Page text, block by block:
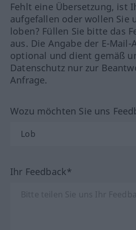
Fehlt eine Übersetzung, ist
aufgefallen oder wollen Sie
loben? Füllen Sie bitte das
aus. Die Angabe der E-Mail-
optional und dient gemäß
Datenschutz nur zur
Anfrage.
Wozu möchten Sie uns
Ihr Feedback*